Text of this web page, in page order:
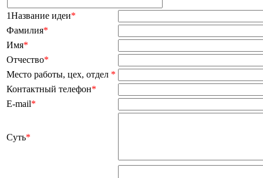
1Название идеи*
Фамилия*
Имя*
Отчество*
Место работы, цех, отдел *
Контактный телефон*
E-mail*
Суть*